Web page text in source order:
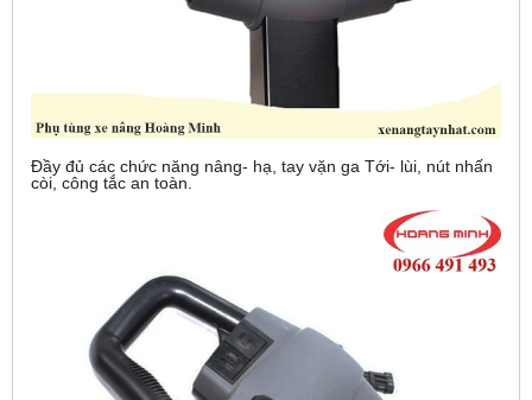
Đầy đủ các chức năng nâng- hạ, tay vặn ga Tới- lùi, nút nhấn
còi, công tắc an toàn.